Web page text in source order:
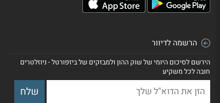
הרשמה לדיוור
הירשם לסיכום היומי של שוק ההון ולמבזקים של ביזפורטל - ניוזלטרים
חובה לכל משקיע